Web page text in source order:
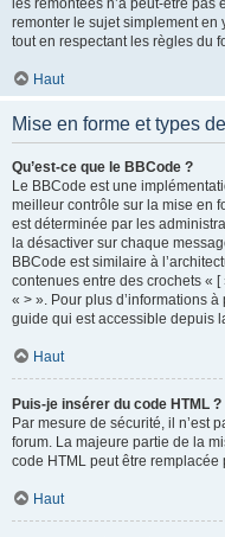
les remontées n’a peut-être
remonter le sujet simplement en
tout en respectant les règles du
Haut
Mise en forme et types
Qu’est-ce que le BBCode ?
Le BBCode est une
meilleur contrôle sur la mise en
est déterminée par les
la désactiver sur chaque
BBCode est similaire à
contenues entre des crochets «
« > ». Pour plus d’informations
guide qui est accessible depuis
Haut
Puis-je insérer du code HTML ?
Par mesure de sécurité, il n’est
forum. La majeure partie de la
code HTML peut être remplacée
Haut